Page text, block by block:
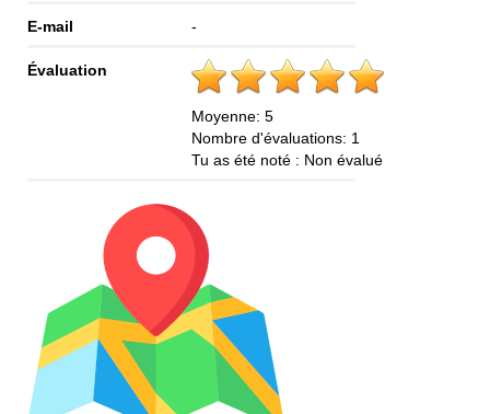
E-mail -
Évaluation
Moyenne: 5
Nombre d'évaluations: 1
Tu as été noté : Non évalué